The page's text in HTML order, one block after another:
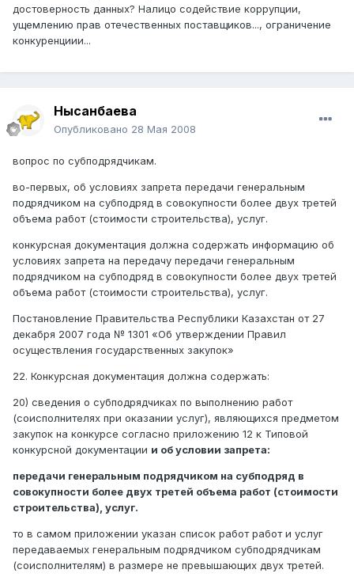
достоверность данных? Налицо содействие коррупции,
ущемлению прав отечественных поставщиков..., ограничение
конкуренциии...
Нысанбаева
Опубликовано 28 Мая 2008
вопрос по субподрядчикам.
во-первых, об условиях запрета передачи генеральным
подрядчиком на субподряд в совокупности более двух третей
объема работ (стоимости строительства), услуг.
конкурсная документация должна содержать информацию об
условиях запрета на передачу передачи генеральным
подрядчиком на субподряд в совокупности более двух третей
объема работ (стоимости строительства), услуг.
Постановление Правительства Республики Казахстан от 27
декабря 2007 года № 1301 «Об утверждении Правил
осуществления государственных закупок»
22. Конкурсная документация должна содержать:
20) сведения о субподрядчиках по выполнению работ
(соисполнителях при оказании услуг), являющихся предметом
закупок на конкурсе согласно приложению 12 к Типовой
конкурсной документации и об условии запрета:
передачи генеральным подрядчиком на субподряд в
совокупности более двух третей объема работ (стоимости
строительства), услуг.
то в самом приложении указан список работ работ и услуг
передаваемых генеральным подрядчиком субподрядчикам
(соисполнителям) в размере не превышающих двух третей.